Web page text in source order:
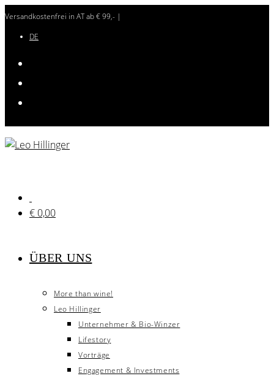
Zum
springen
Versandkostenfrei in AT ab € 99,- |
DE
€ 0,00
ÜBER UNS
More than wine!
Leo Hillinger
Unternehmer & Bio-Winzer
Lifestory
Vorträge
Engagement & Investments